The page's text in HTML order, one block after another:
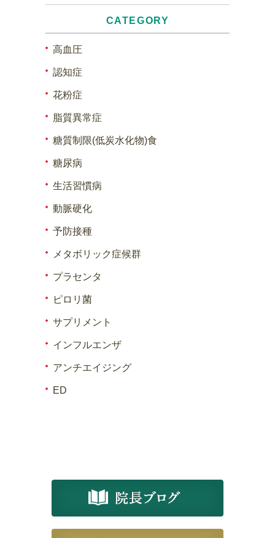
CATEGORY
高血圧
認知症
花粉症
脂質異常症
糖質制限(低炭水化物)食
糖尿病
生活習慣病
動脈硬化
予防接種
メタボリック症候群
プラセンタ
ピロリ菌
サプリメント
インフルエンザ
アンチエイジング
ED